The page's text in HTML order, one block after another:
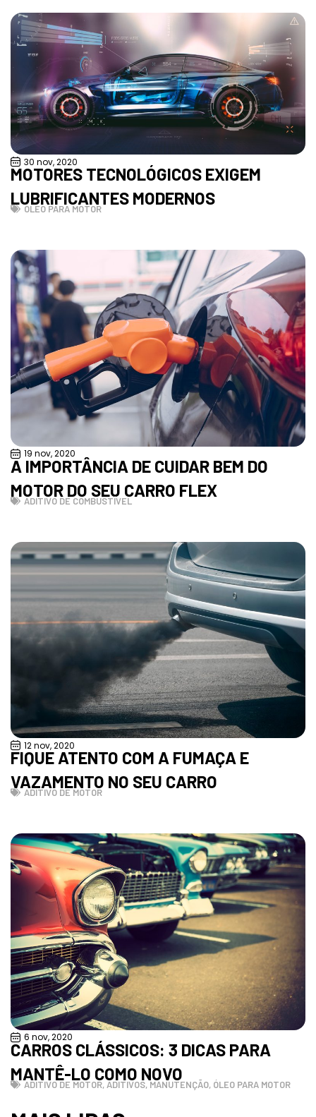
30 nov, 2020
MOTORES TECNOLÓGICOS EXIGEM
LUBRIFICANTES MODERNOS
ÓLEO PARA MOTOR
19 nov, 2020
A IMPORTÂNCIA DE CUIDAR BEM DO
MOTOR DO SEU CARRO FLEX
ADITIVO DE COMBUSTÍVEL
12 nov, 2020
FIQUE ATENTO COM A FUMAÇA E
VAZAMENTO NO SEU CARRO
ADITIVO DE MOTOR
6 nov, 2020
CARROS CLÁSSICOS: 3 DICAS PARA
MANTÊ-LO COMO NOVO
ADITIVO DE MOTOR, ADITIVOS, MANUTENÇÃO, ÓLEO PARA MOTOR